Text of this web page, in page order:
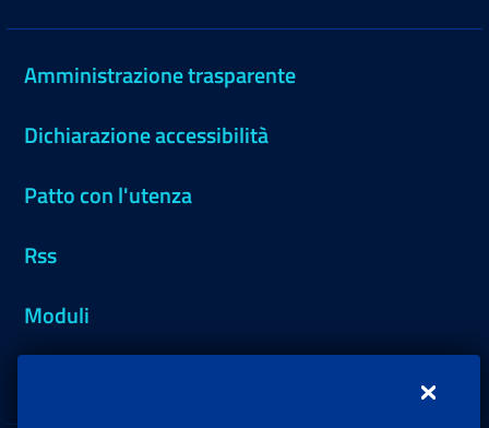
Amministrazione trasparente
Dichiarazione accessibilità
Patto con l'utenza
Rss
Moduli